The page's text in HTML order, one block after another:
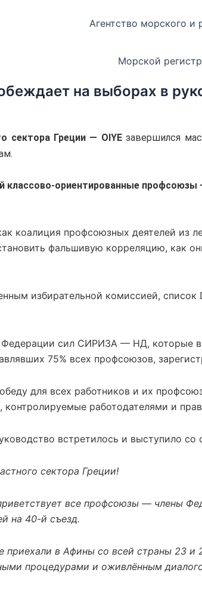
Агентство морского и
Морской
на выборах в
сектора Греции — OIYEзавершился
классово-ориентированные
коалиция профсоюзных деятелей
фальшивую корреляцию, как
избирательной комиссией,
сил СИРИЗА — НД, которые
75% всех профсоюзов,
для всех работников и их
работодателями и
встретилось и выступило
сектора Греции!
все профсоюзы — члены
на 40-й съезд.
в Афины со всей страны 23 и
процедурами и оживлённым